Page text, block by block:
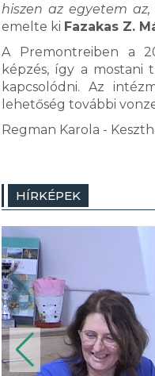
hiszen az egyetem
emelte ki Fazakas Z.
A Premontreiben a
képzés, így a mostani
kapcsolódni. Az
lehetőség további
Regman Karola -
HÍRKÉPEK